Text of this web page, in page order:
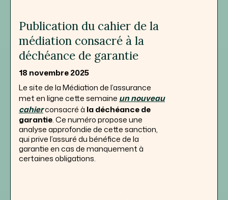
Publication du cahier de la
médiation consacré à la
déchéance de garantie
18 novembre 2025
Le site de la Médiation de l’assurance
met en ligne cette semaine un nouveau
cahierconsacré à la déchéance de
garantie. Ce numéro propose une
analyse approfondie de cette sanction,
qui prive l’assuré du bénéfice de la
garantie en cas de manquement à
certaines obligations.